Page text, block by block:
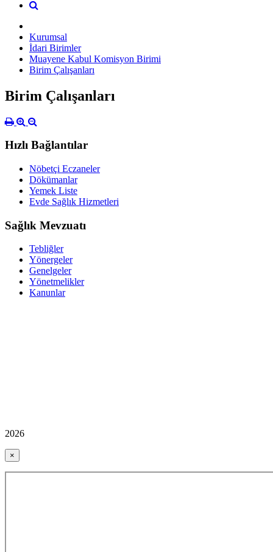
Kurumsal
İdari Birimler
Muayene Kabul Komisyon Birimi
Birim Çalışanları
Birim Çalışanları
Hızlı Bağlantılar
Nöbetçi Eczaneler
Dökümanlar
Yemek Liste
Evde Sağlık Hizmetleri
Sağlık Mevzuatı
Tebliğler
Yönergeler
Genelgeler
Yönetmelikler
Kanunlar
2026
×